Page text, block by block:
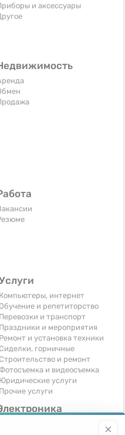
и аксессуары
Компьютеры, интернет
Обучение и репетиторство
Перевозки и транспорт
Праздники и мероприятия
Ремонт и установка техники
Сиделки, горничные
Строительство и ремонт
Фотосъемка и видеосъемка
Юридические услуги
Прочие услуги
×